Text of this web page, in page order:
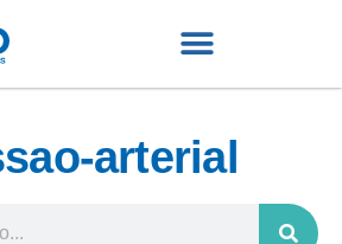
arterial